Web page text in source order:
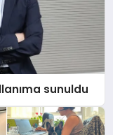
sunuldu